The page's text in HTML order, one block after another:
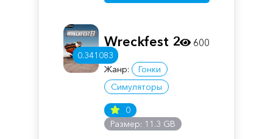
0.341083
Wreckfest 2
Жанр:
Гонки
Симуляторы
0
Размер: 11.3 GB
600